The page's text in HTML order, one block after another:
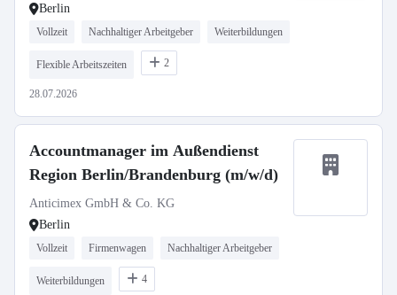
Berlin
Vollzeit Nachhaltiger Arbeitgeber Weiterbildungen
Flexible Arbeitszeiten 2
28.07.2026
Accountmanager im Außendienst
Region Berlin/Brandenburg (m/w/d)
Anticimex GmbH & Co. KG
Berlin
Vollzeit Firmenwagen Nachhaltiger Arbeitgeber
Weiterbildungen 4